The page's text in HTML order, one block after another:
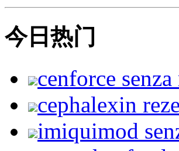
今日热门
cenforce
cephalexin
imiquimod